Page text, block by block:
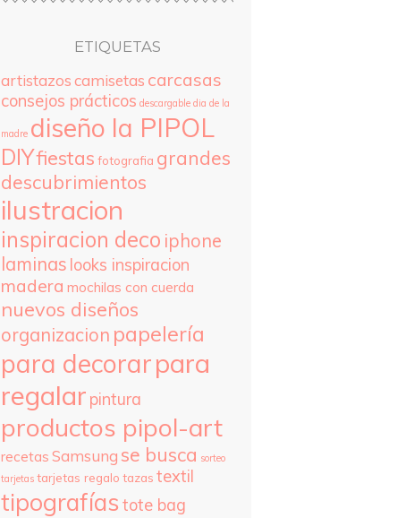
ETIQUETAS
artistazoscamisetas carcasas
consejos prácticos descargable dia de la
madre diseño la PIPOL
DIYfiestas fotografia grandes
descubrimientos
ilustracion
inspiracion deco iphone
laminas looks inspiracion
madera mochilas con cuerda
nuevos diseños
organizacion papelería
para decorarpara
regalar pintura
productos pipol-art
recetas Samsung se busca sorteo
tarjetas tarjetas regalo tazas textil
tipografías tote bag